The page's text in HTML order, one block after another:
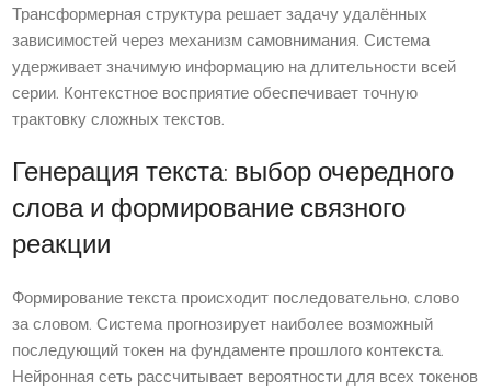
Трансформерная структура решает задачу удалённых
зависимостей через механизм самовнимания. Система
удерживает значимую информацию на длительности всей
серии. Контекстное восприятие обеспечивает точную
трактовку сложных текстов.
Генерация текста: выбор очередного
слова и формирование связного
реакции
Формирование текста происходит последовательно, слово
за словом. Система прогнозирует наиболее возможный
последующий токен на фундаменте прошлого контекста.
Нейронная сеть рассчитывает вероятности для всех токенов